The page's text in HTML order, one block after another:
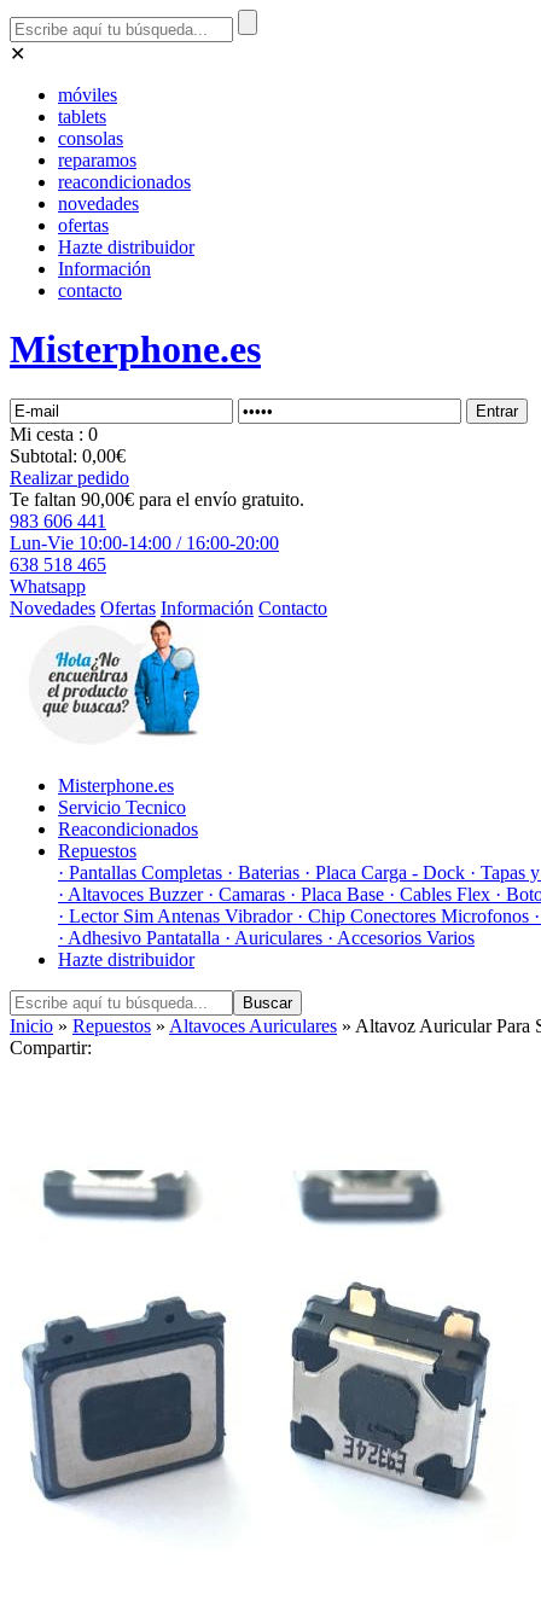
✕
móviles
tablets
consolas
reparamos
reacondicionados
novedades
ofertas
Hazte distribuidor
Información
contacto
Misterphone.es
Mi cesta : 0
Subtotal: 0,00€
Realizar pedido
Te faltan 90,00€ para el envío gratuito.
983 606 441
Lun-Vie 10:00-14:00 / 16:00-20:00
638 518 465
Whatsapp
Novedades Ofertas Información Contacto
Misterphone.es
Servicio Tecnico
Reacondicionados
Repuestos
· Pantallas Completas · Baterias · Placa Carga - Dock · Tapas
· Altavoces Buzzer · Camaras · Placa Base · Cables Flex ·
· Lector Sim Antenas Vibrador · Chip Conectores Microfonos
· Adhesivo Pantatalla · Auriculares · Accesorios Varios
Hazte distribuidor
Buscar
Inicio » Repuestos » Altavoces Auriculares » Altavoz Auricular Para
Compartir: